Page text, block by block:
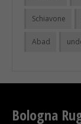
Schiavone
Abad
Bologna